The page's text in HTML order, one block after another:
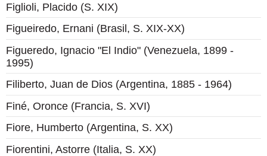
Figlioli, Placido (S. XIX)
Figueiredo, Ernani (Brasil, S. XIX-XX)
Figueredo, Ignacio "El Indio" (Venezuela, 1899 -
1995)
Filiberto, Juan de Dios (Argentina, 1885 - 1964)
Finé, Oronce (Francia, S. XVI)
Fiore, Humberto (Argentina, S. XX)
Fiorentini, Astorre (Italia, S. XX)